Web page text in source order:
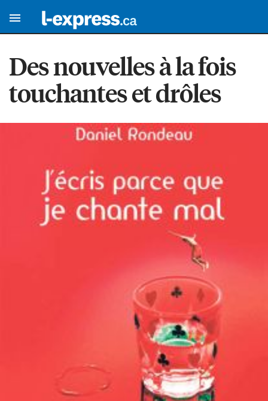
Des nouvelles à la fois
touchantes et drôles